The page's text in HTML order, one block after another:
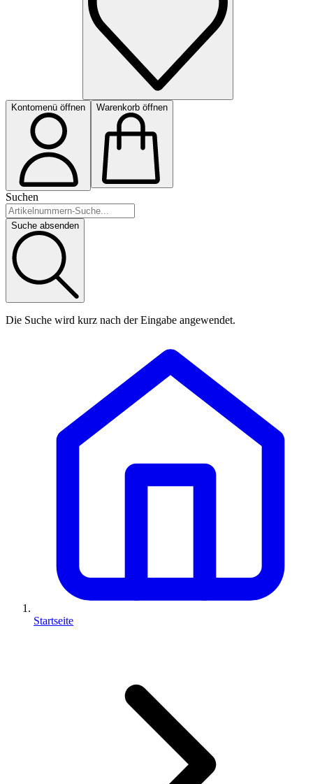
Kontomenü öffnen Warenkorb öffnen
Suchen
Suche absenden
Die Suche wird kurz nach der Eingabe angewendet.
Startseite